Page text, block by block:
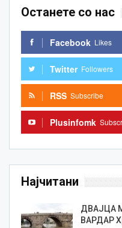
Останете со нас
Facebook Likes
Twitter Followers
RSS Subscribe
Plusinfomk
Најчитани
ДВАЈЦА
ВАРДАР